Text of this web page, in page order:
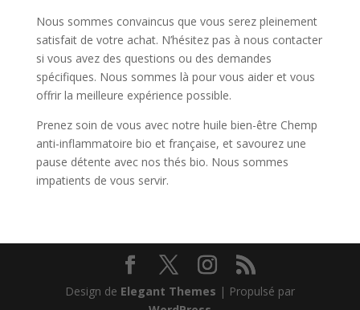
Nous sommes convaincus que vous serez pleinement
satisfait de votre achat. N’hésitez pas à nous contacter
si vous avez des questions ou des demandes
spécifiques. Nous sommes là pour vous aider et vous
offrir la meilleure expérience possible.
Prenez soin de vous avec notre huile bien-être Chemp
anti-inflammatoire bio et française, et savourez une
pause détente avec nos thés bio. Nous sommes
impatients de vous servir.
Design de Elegant Themes | Propulsé par